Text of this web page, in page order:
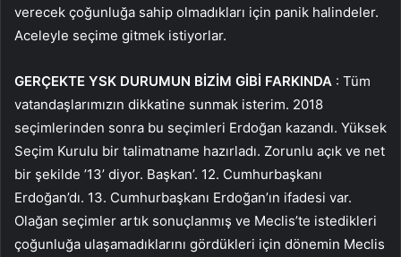
verecek çoğunluğa sahip olmadıkları için panik halindeler.
Aceleyle seçime gitmek istiyorlar.
GERÇEKTE YSK DURUMUN BİZİM GİBİ FARKINDA : Tüm
vatandaşlarımızın dikkatine sunmak isterim. 2018
seçimlerinden sonra bu seçimleri Erdoğan kazandı. Yüksek
Seçim Kurulu bir talimatname hazırladı. Zorunlu açık ve net
bir şekilde ’13’ diyor. Başkan’. 12. Cumhurbaşkanı
Erdoğan’dı. 13. Cumhurbaşkanı Erdoğan’ın ifadesi var.
Olağan seçimler artık sonuçlanmış ve Meclis’te istedikleri
çoğunluğa ulaşamadıklarını gördükleri için dönemin Meclis